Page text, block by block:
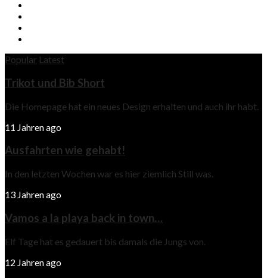
Popular Latest
Trikot und Bib Short
Die Homepage hat ein neues Design erhalten und auch ihr habt.
11 Jahren ago
Ausfahrten wie gehabt!
In den letzten Wochen war es hier ziemlich Still was.
13 Jahren ago
Vamos a la playa back in town…
Elf Tage hat es gedauert bis damals die Jungs von.
12 Jahren ago